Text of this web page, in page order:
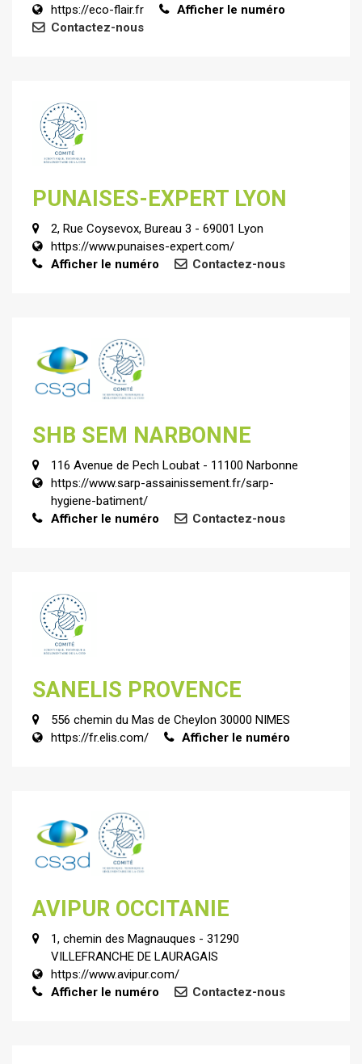
https://eco-flair.fr
Afficher le numéro
Contactez-nous
PUNAISES-EXPERT LYON
2, Rue Coysevox, Bureau 3 - 69001 Lyon
https://www.punaises-expert.com/
Afficher le numéro
Contactez-nous
SHB SEM NARBONNE
116 Avenue de Pech Loubat - 11100 Narbonne
https://www.sarp-assainissement.fr/sarp-
hygiene-batiment/
Afficher le numéro
Contactez-nous
SANELIS PROVENCE
556 chemin du Mas de Cheylon 30000 NIMES
https://fr.elis.com/
Afficher le numéro
AVIPUR OCCITANIE
1, chemin des Magnauques - 31290
VILLEFRANCHE DE LAURAGAIS
https://www.avipur.com/
Afficher le numéro
Contactez-nous